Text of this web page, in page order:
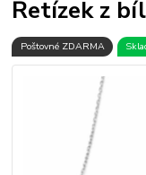
Řetízek z
Poštovné ZDARMA